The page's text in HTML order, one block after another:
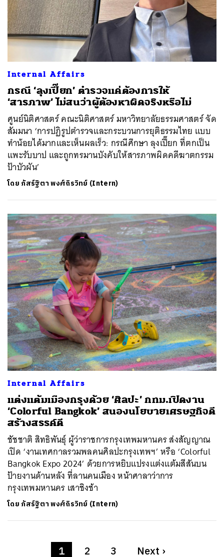
Internal Affairs
กรณี ‘ลุงเปี๊ยก’ ตำรวจแค่ต้องการให้
‘สารภาพ’ ไม่สนว่าผู้ต้องหาผิดจริงหรือไม่
ศูนย์นิติศาสตร์ คณะนิติศาสตร์ มหาวิทยาลัยธรรมศาสตร์ จัด
สัมมนา ‘การปฏิรูปตำรวจและกระบวนการยุติธรรมไทย แบบ
ทำน้อยได้มากและเห็นผลเร็ว: กรณีศึกษา ลุงเปี๊ยก ที่ตกเป็น
แพะรับบาป และถูกทรมานบังคับให้สารภาพผิดคดีฆาตกรรม
ป้าบัวผัน’
โดย ภัสร์ฐิตา พงศ์ถิรวิทย์ (Intern)
Internal Affairs
แต่งแต้มเมืองกรุงด้วย ‘ศิลปะ’ กทม.เปิดงาน
‘Colorful Bangkok’ สนองนโยบายเศรษฐกิจดี
สร้างสรรค์ดี
ชัชชาติ สิทธิพันธุ์ ผู้ว่าราชการกรุงเทพมหานคร ส่งสัญญาณ
เปิด ‘งานเทศกาลรวมพลคนศิลปะกรุงเทพฯ’ หรือ ‘Colorful
Bangkok Expo 2024’ ด้วยการหยิบแปรงแต่งแต้มสีสันบน
ป้ายงานด้านหลัง ที่ลานคนเมือง หน้าศาลาว่าการ
กรุงเทพมหานคร เสาชิงช้า
โดย ภัสร์ฐิตา พงศ์ถิรวิทย์ (Intern)
1 2 3 Next›